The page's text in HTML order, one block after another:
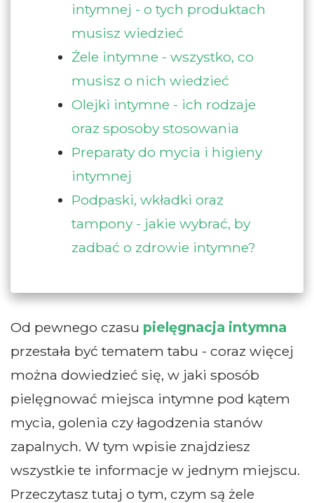
intymnej - o tych produktach
musisz wiedzieć
Żele intymne - wszystko, co
musisz o nich wiedzieć
Olejki intymne - ich rodzaje
oraz sposoby stosowania
Preparaty do mycia i higieny
intymnej
Podpaski, wkładki oraz
tampony - jakie wybrać, by
zadbać o zdrowie intymne?
Od pewnego czasu pielęgnacja intymna
przestała być tematem tabu - coraz więcej
można dowiedzieć się, w jaki sposób
pielęgnować miejsca intymne pod kątem
mycia, golenia czy łagodzenia stanów
zapalnych. W tym wpisie znajdziesz
wszystkie te informacje w jednym miejscu.
Przeczytasz tutaj o tym, czym są żele